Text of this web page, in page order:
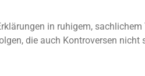
in ruhigem, sachlichem
die auch Kontroversen nicht